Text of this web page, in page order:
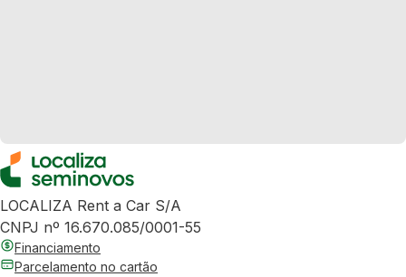
LOCALIZA Rent a Car S/A
CNPJ nº 16.670.085/0001-55
Financiamento
Parcelamento no cartão